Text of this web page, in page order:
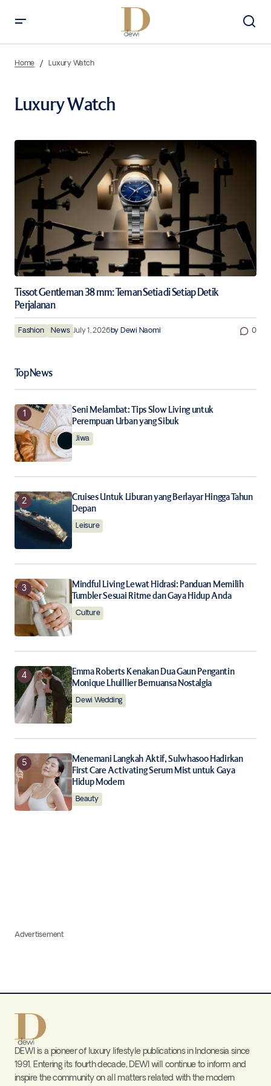
Home Luxury Watch
Luxury Watch
Tissot Gentleman 38 mm: Teman Setia di Setiap Detik
Perjalanan
Fashion News July 1, 2026by Dewi Naomi 0
Top News
Seni Melambat: Tips Slow Living untuk
Perempuan Urban yang Sibuk
Jiwa
Cruises Untuk Liburan yang Berlayar Hingga Tahun
Depan
Leisure
Mindful Living Lewat Hidrasi: Panduan Memilih
Tumbler Sesuai Ritme dan Gaya Hidup Anda
Culture
Emma Roberts Kenakan Dua Gaun Pengantin
Monique Lhuillier Bernuansa Nostalgia
Dewi Wedding
Menemani Langkah Aktif, Sulwhasoo Hadirkan
First Care Activating Serum Mist untuk Gaya
Hidup Modern
Beauty
Advertisement
DEWI is a pioneer of luxury lifestyle publications in Indonesia since
1991. Entering its fourth decade, DEWI will continue to inform and
inspire the community on all matters related with the modern